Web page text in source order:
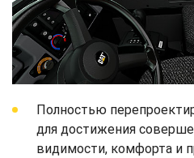
Полностью
для достижения
видимости, комфорта и